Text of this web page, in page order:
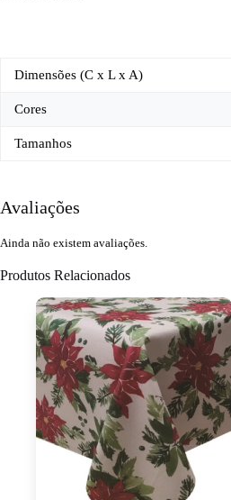
Dimensões (C x L x A)
Cores
Tamanhos
Avaliações
Ainda não existem avaliações.
Produtos Relacionados